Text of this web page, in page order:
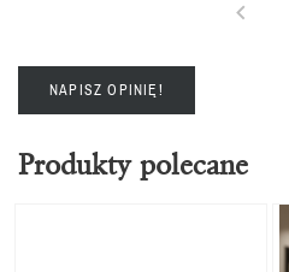
NAPISZ OPINIĘ!
Produkty polecane